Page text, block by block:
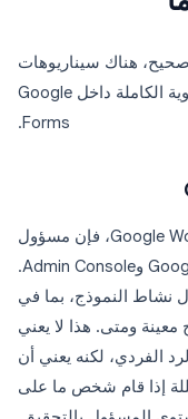
هناك سيناريوهات
محددة لا يمكن فيها تحقيق مجهولية الهوية الكاملة داخل Google
Forms.
إذا كنت تستخدم حساب Google Workspace، فإن مسؤول
مؤسستك لديه حق الوصول إلى Google Vault وAdmin Console.
نشاط النموذج، بما في
ومتى. هذا لا يعني
الفردي، لكنه يعني أن
إذا قام شخص ما على